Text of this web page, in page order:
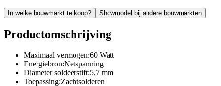
In welke bouwmarkt te koop? Showmodel bij andere bouwmarkten
Productomschrijving
Maximaal vermogen:60 Watt
Energiebron:Netspanning
Diameter soldeerstift:5,7 mm
Toepassing:Zachtsolderen